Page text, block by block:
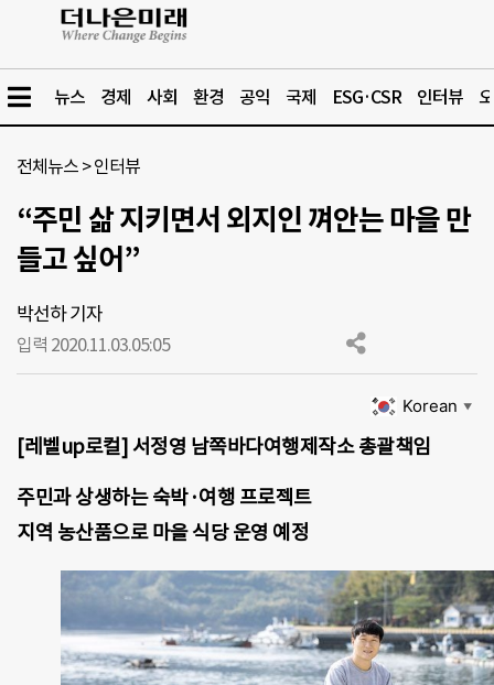
뉴스 경제 사회 환경 공익 국제 ESG·CSR 인터뷰
전체뉴스 >인터뷰
“주민 삶 지키면서 외지인 껴안는 마을 만
들고 싶어”
박선하 기자
입력 2020.11.03.05:05
Korean ▼
[레벨up로컬] 서정영 남쪽바다여행제작소 총괄책임
주민과 상생하는 숙박·여행 프로젝트
지역 농산품으로 마을 식당 운영 예정